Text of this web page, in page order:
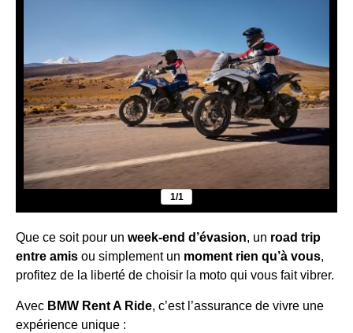
1/1
Que ce soit pour un week-end d’évasion, un road trip
entre amis ou simplement un moment rien qu’à vous,
profitez de la liberté de choisir la moto qui vous fait vibrer.
Avec BMW Rent A Ride, c’est l’assurance de vivre une
expérience unique :